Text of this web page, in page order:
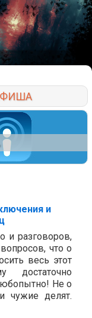
и
и разговоров,
что о
весь этот
достаточно
Не о
чужие делят.